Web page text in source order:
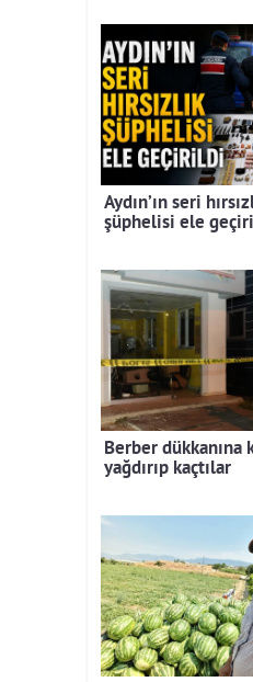
Aydın’ın seri
şüphelisi ele
Berber dükkanına
yağdırıp kaçtılar